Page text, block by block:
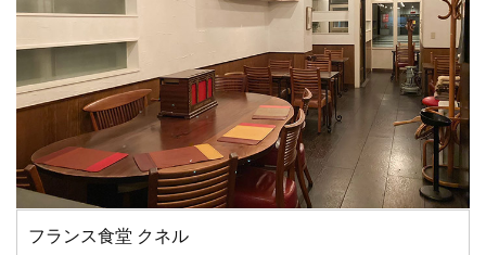
フランス食堂 クネル